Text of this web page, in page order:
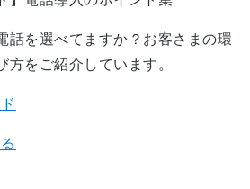
話を選べてますか？お客さまの環
方をご紹介しています。